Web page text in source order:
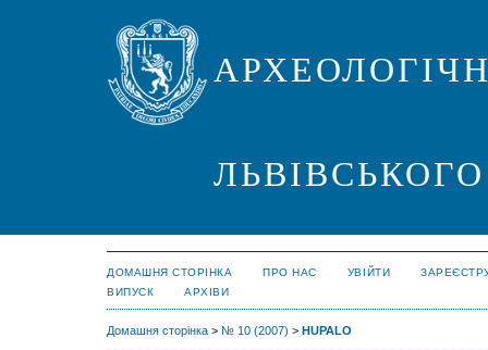
ДОМАШНЯ СТОРІНКА ПРО НАС УВІЙТИ
ВИПУСК
АРХІВИ
Домашня сторінка > № 10 (2007) > HUPALO